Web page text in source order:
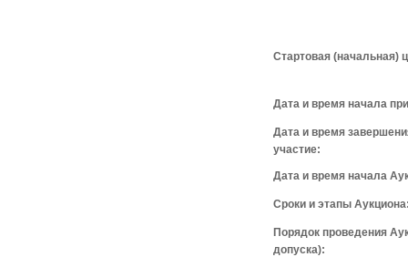
Стартовая (начальная)
Дата и время начала
Дата и время
участие:
Дата и время начала
Сроки и этапы
Порядок проведения
допуска):